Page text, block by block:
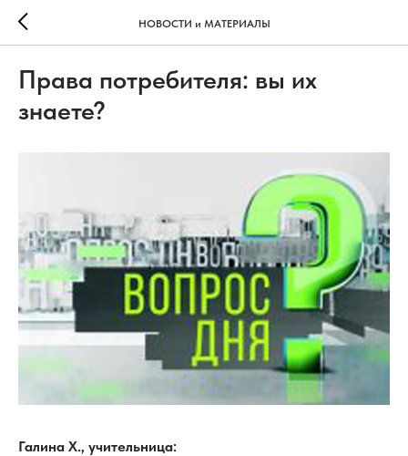
НОВОСТИ и МАТЕРИАЛЫ
Права потребителя: вы их
знаете?
Галина Х., учительница: